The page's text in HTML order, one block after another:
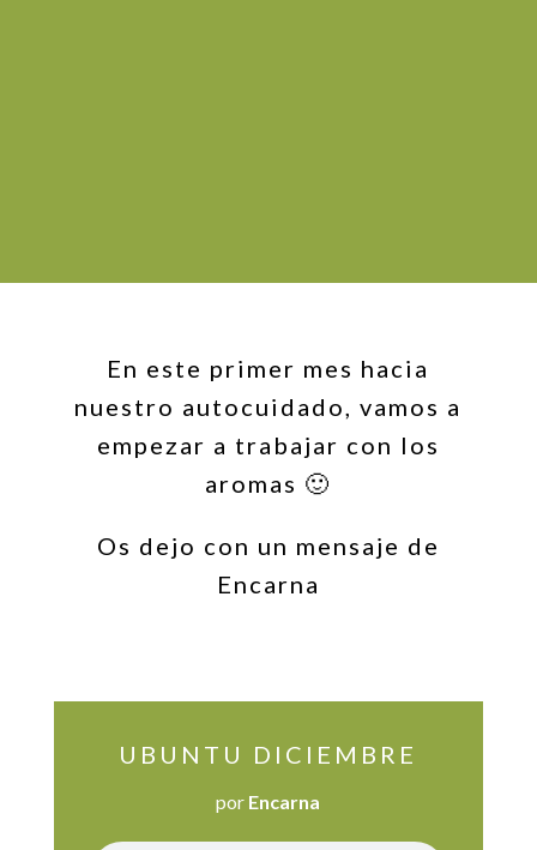
En este primer mes hacia
nuestro autocuidado, vamos a
empezar a trabajar con los
aromas 🙂
Os dejo con un mensaje de
Encarna
UBUNTU DICIEMBRE
por Encarna